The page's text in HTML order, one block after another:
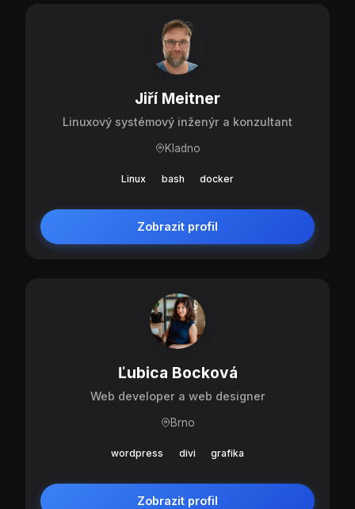
Jiří Meitner
Linuxový systémový inženýr a konzultant
Kladno
Linux bash docker
Zobrazit profil
Ľubica Bocková
Web developer a web designer
Brno
wordpress divi grafika
Zobrazit profil